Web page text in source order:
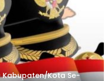
Kabupaten/Kota Se-